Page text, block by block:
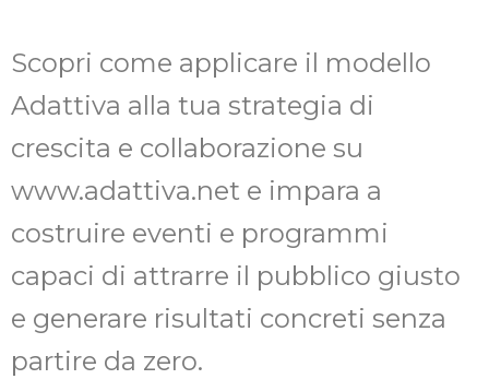
Scopri come applicare il modello
Adattiva alla tua strategia di
crescita e collaborazione su
www.adattiva.net e impara a
costruire eventi e programmi
capaci di attrarre il pubblico giusto
e generare risultati concreti senza
partire da zero.